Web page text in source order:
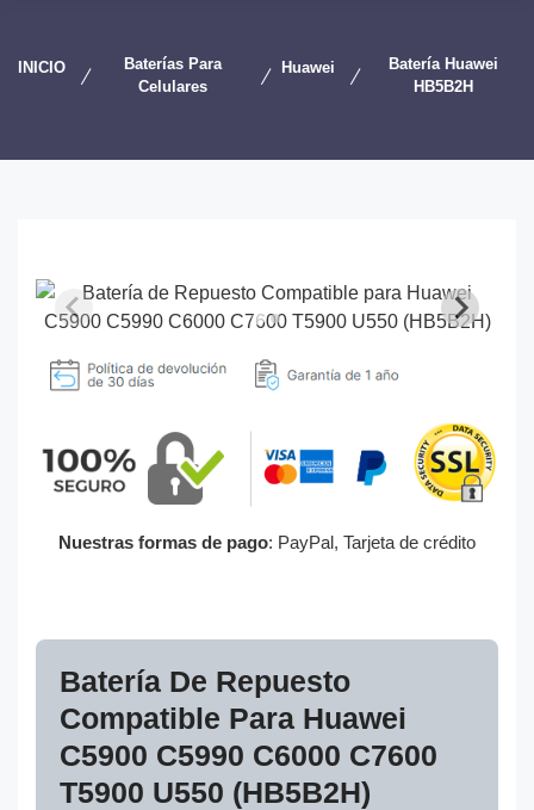
INICIO
Baterías Para
Celulares
Huawei
Batería Huawei
HB5B2H
Nuestras formas de pago: PayPal, Tarjeta de crédito
Batería De Repuesto
Compatible Para Huawei
C5900 C5990 C6000 C7600
T5900 U550 (HB5B2H)